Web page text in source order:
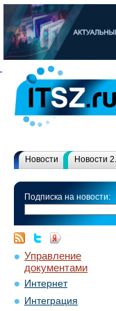
Новости Новости
Подписка на новости:
Управление
документами
Интернет
Интеграция